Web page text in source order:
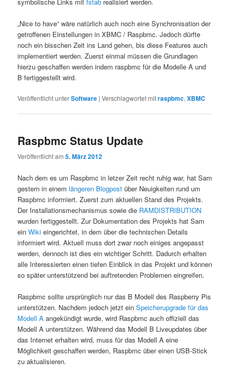
„Nice to have“ wäre natürlich auch noch eine Synchronisation der
getroffenen Einstellungen in XBMC / Raspbmc. Jedoch dürfte
noch ein bisschen Zeit ins Land gehen, bis diese Features auch
implementiert werden. Zuerst einmal müssen die Grundlagen
hierzu geschaffen werden indem raspbmc für die Modelle A und
B fertiggestellt wird.
Veröffentlicht unterSoftware |Verschlagwortet mitraspbmc,XBMC
Raspbmc Status Update
Veröffentlicht am5. März 2012
Nach dem es um Raspbmc in letzer Zeit recht ruhig war, hat Sam
gestern in einemlängeren Blogpost über Neuigkeiten rund um
Raspbmc informiert. Zuerst zum aktuellen Stand des Projekts.
Der Installationsmechanismus sowie die RAMDISTRIBUTION
wurden fertiggestellt. Zur Dokumentation des Projekts hat Sam
einWiki eingerichtet, in dem über die technischen Details
informiert wird. Aktuell muss dort zwar noch einiges angepasst
werden, dennoch ist dies ein wichtiger Schritt. Dadurch erhalten
alle Interessierten einen tiefen Einblick in das Projekt und können
so später unterstützend bei auftretenden Problemen eingreifen.
Raspbmc sollte ursprünglich nur das B Modell des Raspberry Pis
unterstützen. Nachdem jedoch jetzt einSpeicherupgrade für das
Modell A angekündigt wurde, wird Raspbmc auch offiziell das
Modell A unterstützen. Während das Modell B Liveupdates über
das Internet erhalten wird, muss für das Modell A eine
Möglichkeit geschaffen werden, Raspbmc über einen USB-Stick
zu aktualisieren.